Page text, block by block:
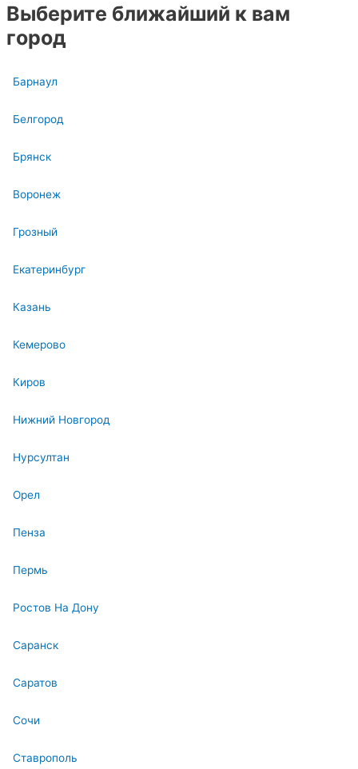
Выберите ближайший к вам
город
Барнаул
Белгород
Брянск
Воронеж
Грозный
Екатеринбург
Казань
Кемерово
Киров
Нижний Новгород
Нурсултан
Орел
Пенза
Пермь
Ростов На Дону
Саранск
Саратов
Сочи
Ставрополь